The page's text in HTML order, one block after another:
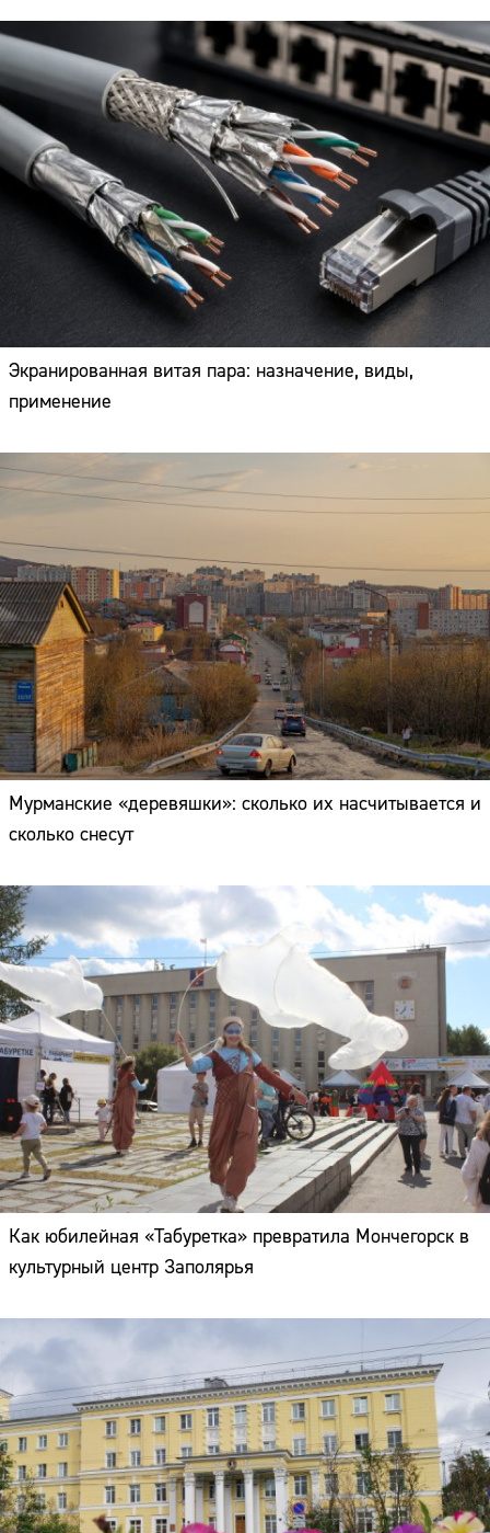
Экранированная витая пара: назначение, виды,
применение
Мурманские «деревяшки»: сколько их насчитывается и
сколько снесут
Как юбилейная «Табуретка» превратила Мончегорск в
культурный центр Заполярья